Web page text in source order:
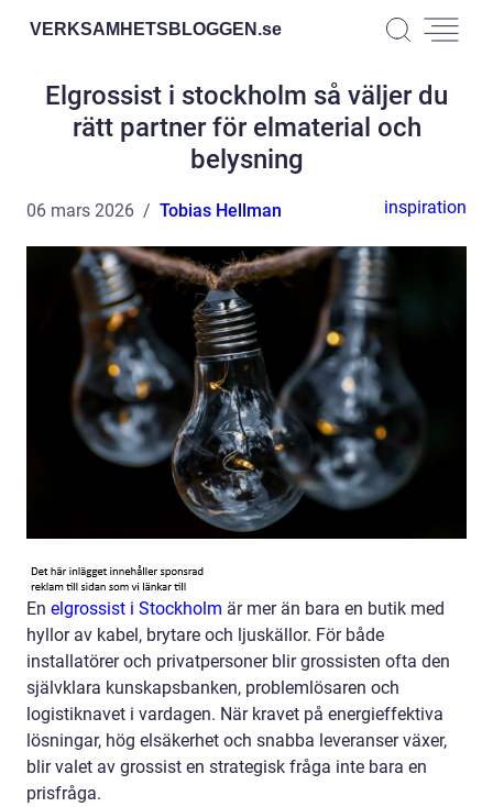
VERKSAMHETSBLOGGEN.se
Elgrossist i stockholm så väljer du
rätt partner för elmaterial och
belysning
06 mars 2026 Tobias Hellman inspiration
En elgrossist i Stockholm är mer än bara en butik med
hyllor av kabel, brytare och ljuskällor. För både
installatörer och privatpersoner blir grossisten ofta den
självklara kunskapsbanken, problemlösaren och
logistiknavet i vardagen. När kravet på energieffektiva
lösningar, hög elsäkerhet och snabba leveranser växer,
blir valet av grossist en strategisk fråga inte bara en
prisfråga.